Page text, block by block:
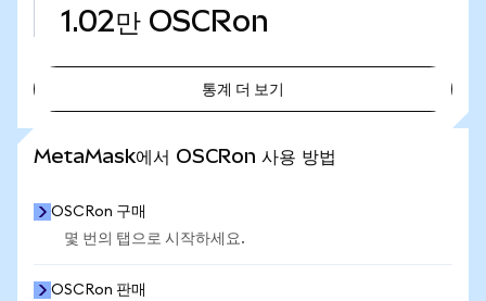
1.02만 OSCRon
통계 더 보기
MetaMask에서 OSCRon 사용 방법
OSCRon 구매
몇 번의 탭으로 시작하세요.
OSCRon 판매